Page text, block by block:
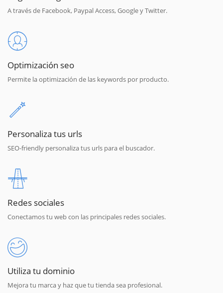
A través de Facebook, Paypal Access, Google y Twitter.
Optimización seo
Permite la optimización de las keywords por producto.
Personaliza tus urls
SEO-friendly personaliza tus urls para el buscador.
Redes sociales
Conectamos tu web con las principales redes sociales.
Utiliza tu dominio
Mejora tu marca y haz que tu tienda sea profesional.